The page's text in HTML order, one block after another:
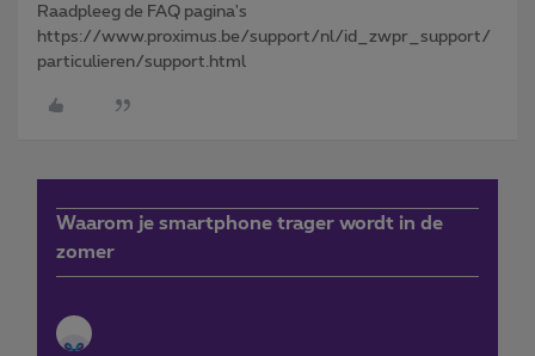
Raadpleeg de FAQ pagina's
https://www.proximus.be/support/nl/id_zwpr_support/
particulieren/support.html
Waarom je smartphone trager wordt in de
zomer